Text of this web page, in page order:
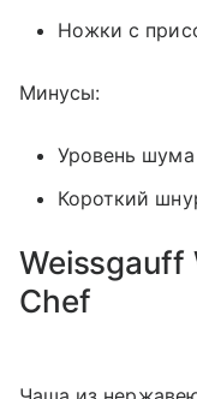
Ножки с
Минусы:
Уровень
Короткий
Weissgauff
Chef